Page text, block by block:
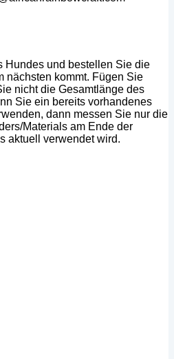
Hundes und bestellen Sie die
nächsten kommt. Fügen Sie
nicht die Gesamtlänge des
Sie ein bereits vorhandenes
dann messen Sie nur die
Materials am Ende der
aktuell verwendet wird.